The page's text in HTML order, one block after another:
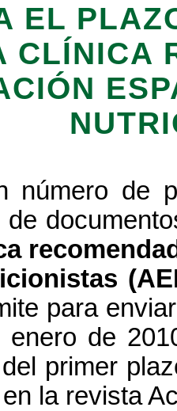
EL
CLÍNICA
número de
de
para
enero de
del primer
la revista